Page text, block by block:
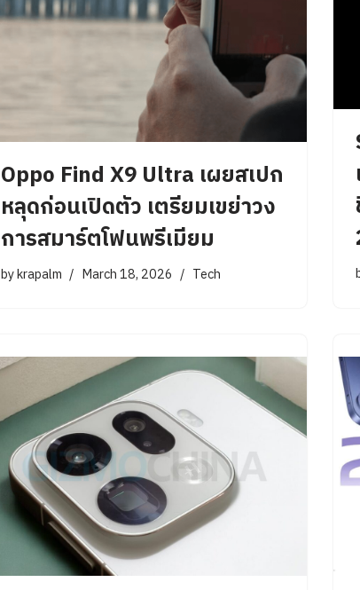
Oppo Find X9 Ultra เผยสเปก
หลุดก่อนเปิดตัว เตรียมเขย่าวง
การสมาร์ตโฟนพรีเมียม
bykrapalm March 18, 2026 Tech